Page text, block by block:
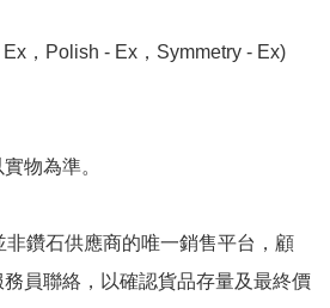
，Polish - Ex，Symmetry - Ex)
物為準。
非鑽石供應商的唯一銷售平台，顧
員聯絡，以確認貨品存量及最終價